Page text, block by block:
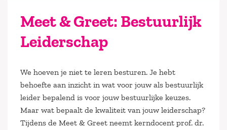
Meet & Greet: Bestuurlijk
Leiderschap
We hoeven je niet te leren besturen. Je hebt
behoefte aan inzicht in wat voor jouw als bestuurlijk
leider bepalend is voor jouw bestuurlijke keuzes.
Maar wat bepaalt de kwaliteit van jouw leiderschap?
Tijdens de Meet & Greet neemt kerndocent prof. dr.